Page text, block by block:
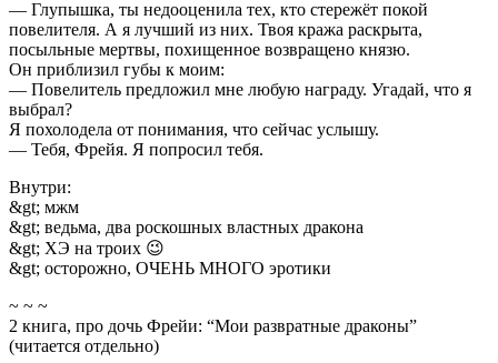
— Глупышка, ты недооценила тех, кто стережёт покой
повелителя. А я лучший из них. Твоя кража раскрыта,
посыльные мертвы, похищенное возвращено князю.
Он приблизил губы к моим:
— Повелитель предложил мне любую награду. Угадай, что я
выбрал?
Я похолодела от понимания, что сейчас услышу.
— Тебя, Фрейя. Я попросил тебя.
Внутри:
&gt; мжм
&gt; ведьма, два роскошных властных дракона
&gt; ХЭ на троих 😉
&gt; осторожно, ОЧЕНЬ МНОГО эротики
~ ~ ~
2 книга, про дочь Фрейи: “Мои развратные драконы”
(читается отдельно)